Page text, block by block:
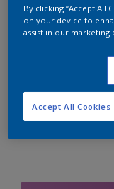
Op dit moment
te bestellen.
er hard aan om
By clicking “Accept All
on your device to
assist in our marketing
Accept All Cookies